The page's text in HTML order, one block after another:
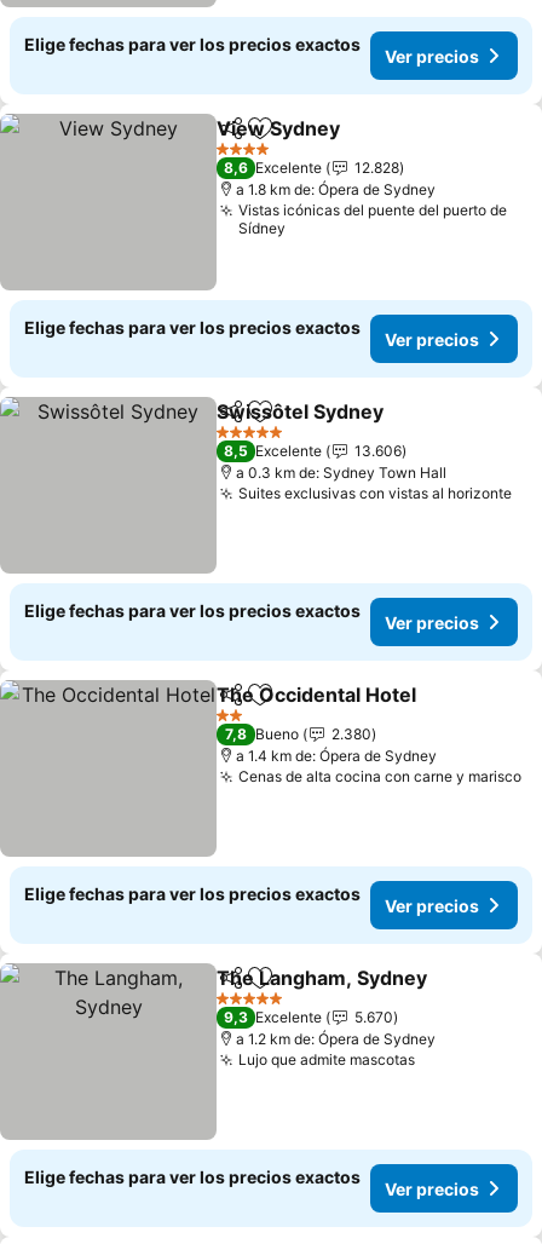
Elige fechas para ver los precios exactos
Ver precios
CompartirAgregar a favoritos
View Sydney
4 Estrellas
8,6 Excelente
12.828
a 1.8 km de: Ópera de Sydney
Vistas icónicas del puente del puerto de
Sídney
Elige fechas para ver los precios exactos
Ver precios
CompartirAgregar a favoritos
Swissôtel Sydney
5 Estrellas
8,5 Excelente
13.606
a 0.3 km de: Sydney Town Hall
Suites exclusivas con vistas al horizonte
Elige fechas para ver los precios exactos
Ver precios
Compartir
Agregar a favoritos
The Occidental Hotel
2 Estrellas
7,8 Bueno
2.380
a 1.4 km de: Ópera de Sydney
Cenas de alta cocina con carne y marisco
Elige fechas para ver los precios exactos
Ver precios
Compartir
Agregar a favoritos
The Langham, Sydney
5 Estrellas
9,3 Excelente
5.670
a 1.2 km de: Ópera de Sydney
Lujo que admite mascotas
Elige fechas para ver los precios exactos
Ver precios